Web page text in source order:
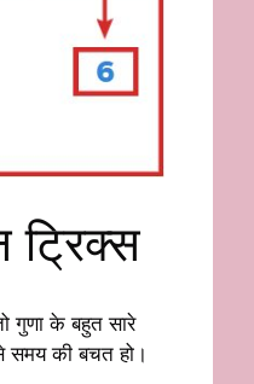
ट्रिक्स
गुणा के बहुत सारे
समय की बचत हो।